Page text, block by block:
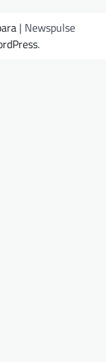
| Newspulse
.